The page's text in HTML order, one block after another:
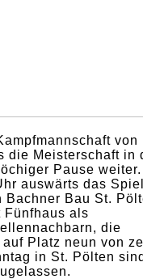
von
die Meisterschaft in
Pause weiter.
auswärts das
Bachner Bau St.
Fünfhaus als
die
Platz neun von
in St. Pölten